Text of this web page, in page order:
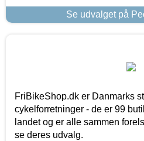
Se udvalget på
FriBikeShop.dk er Danmarks
cykelforretninger - de er 99
landet og er alle sammen
se deres udvalg.